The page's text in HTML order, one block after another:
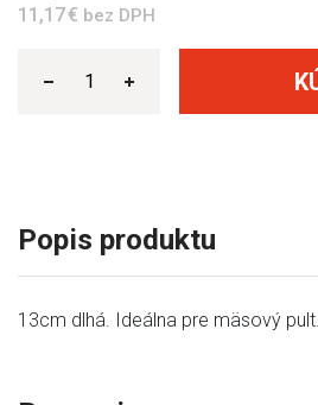
11,17 € bez DPH
Popis produktu
13cm dlhá. Ideálna pre mäsový pult.